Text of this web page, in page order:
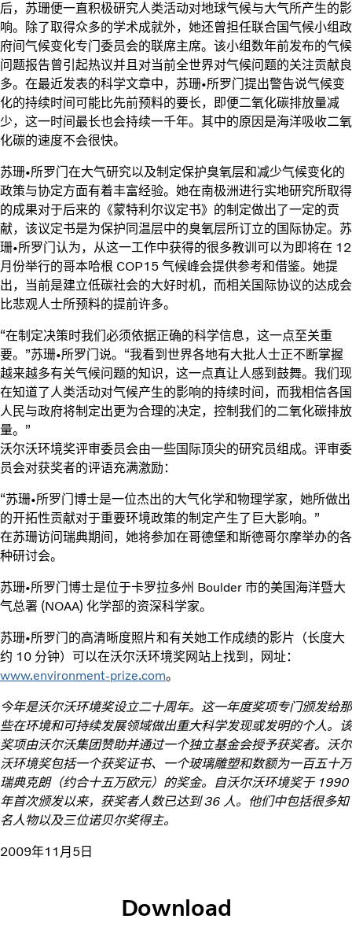
后，苏珊便一直积极研究人类活动对地球气候与大气所产生的影
响。除了取得众多的学术成就外，她还曾担任联合国气候小组政
府间气候变化专门委员会的联席主席。该小组数年前发布的气候
问题报告曾引起热议并且对当前全世界对气候问题的关注贡献良
多。在最近发表的科学文章中，苏珊•所罗门提出警告说气候变
化的持续时间可能比先前预料的要长，即便二氧化碳排放量减
少，这一时间最长也会持续一千年。其中的原因是海洋吸收二氧
化碳的速度不会很快。
苏珊•所罗门在大气研究以及制定保护臭氧层和减少气候变化的
政策与协定方面有着丰富经验。她在南极洲进行实地研究所取得
的成果对于后来的《蒙特利尔议定书》的制定做出了一定的贡
献，该议定书是为保护同温层中的臭氧层所订立的国际协定。苏
珊•所罗门认为，从这一工作中获得的很多教训可以为即将在 12
月份举行的哥本哈根 COP15 气候峰会提供参考和借鉴。她提
出，当前是建立低碳社会的大好时机，而相关国际协议的达成会
比悲观人士所预料的提前许多。
“在制定决策时我们必须依据正确的科学信息，这一点至关重
要。”苏珊•所罗门说。“我看到世界各地有大批人士正不断掌握
越来越多有关气候问题的知识，这一点真让人感到鼓舞。我们现
在知道了人类活动对气候产生的影响的持续时间，而我相信各国
人民与政府将制定出更为合理的决定，控制我们的二氧化碳排放
量。”
沃尔沃环境奖评审委员会由一些国际顶尖的研究员组成。评审委
员会对获奖者的评语充满激励：
“苏珊•所罗门博士是一位杰出的大气化学和物理学家，她所做出
的开拓性贡献对于重要环境政策的制定产生了巨大影响。”
在苏珊访问瑞典期间，她将参加在哥德堡和斯德哥尔摩举办的各
种研讨会。
苏珊•所罗门博士是位于卡罗拉多州 Boulder 市的美国海洋暨大
气总署 (NOAA) 化学部的资深科学家。
苏珊•所罗门的高清晰度照片和有关她工作成绩的影片（长度大
约 10 分钟）可以在沃尔沃环境奖网站上找到，网址：
www.environment-prize.com。
今年是沃尔沃环境奖设立二十周年。这一年度奖项专门颁发给那
些在环境和可持续发展领域做出重大科学发现或发明的个人。该
奖项由沃尔沃集团赞助并通过一个独立基金会授予获奖者。沃尔
沃环境奖包括一个获奖证书、一个玻璃雕塑和数额为一百五十万
瑞典克朗（约合十五万欧元）的奖金。自沃尔沃环境奖于 1990
年首次颁发以来，获奖者人数已达到 36 人。他们中包括很多知
名人物以及三位诺贝尔奖得主。
2009年11月5日
Download